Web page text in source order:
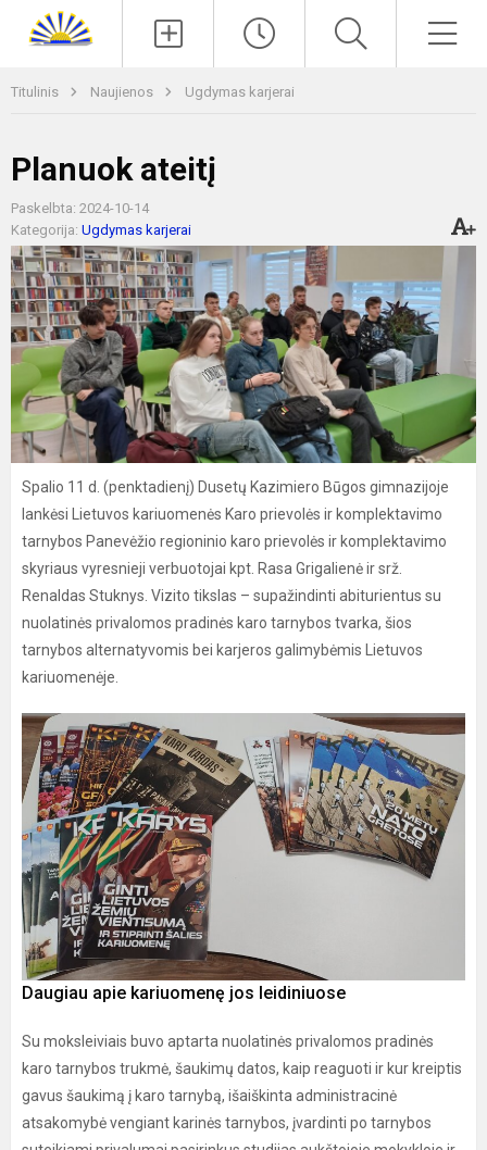
Titulinis Naujienos Ugdymas karjerai
Planuok ateitį
Paskelbta: 2024-10-14
Kategorija: Ugdymas karjerai
Spalio 11 d. (penktadienį) Dusetų Kazimiero Būgos gimnazijoje
lankėsi Lietuvos kariuomenės Karo prievolės ir komplektavimo
tarnybos Panevėžio regioninio karo prievolės ir komplektavimo
skyriaus vyresnieji verbuotojai kpt. Rasa Grigalienė ir srž.
Renaldas Stuknys. Vizito tikslas – supažindinti abiturientus su
nuolatinės privalomos pradinės karo tarnybos tvarka, šios
tarnybos alternatyvomis bei karjeros galimybėmis Lietuvos
kariuomenėje.
Daugiau apie kariuomenę jos leidiniuose
Su moksleiviais buvo aptarta nuolatinės privalomos pradinės
karo tarnybos trukmė, šaukimų datos, kaip reaguoti ir kur kreiptis
gavus šaukimą į karo tarnybą, išaiškinta administracinė
atsakomybė vengiant karinės tarnybos, įvardinti po tarnybos